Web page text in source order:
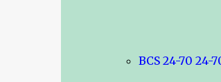
BCS 24-70 24-